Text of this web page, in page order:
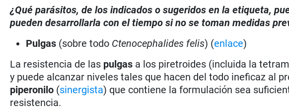
¿Qué parásitos, de los indicados o sugeridos en la etiqueta,
pueden desarrollarla con el tiempo si no se toman medidas
Pulgas (sobre todo Ctenocephalides felis) (enlace)
La resistencia de las pulgas a los piretroides (incluida la
y puede alcanzar niveles tales que hacen del todo ineficaz al
piperonilo (sinergista) que contiene la formulación sea
resistencia.